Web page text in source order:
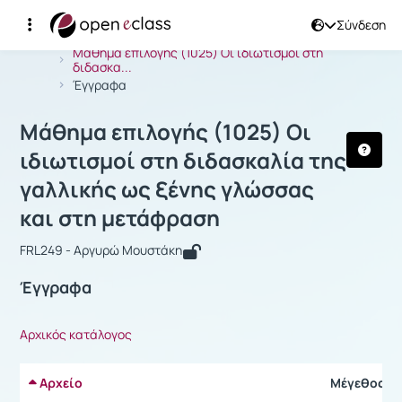
Σύνδεση
Αρχική Σελίδα
Μάθημα επιλογής (1025) Oι ιδιωτισμοί στη
διδασκα...
Έγγραφα
Μάθημα : Μάθημα επιλογής (1025)
Μάθημα επιλογής (1025) Oι
ιδιωτισμοί στη διδασκαλία της
γαλλικής ως ξένης γλώσσας
και στη μετάφραση
FRL249 - Αργυρώ Μουστάκη
Έγγραφα
Αρχικός κατάλογος
Αρχείο Μέγεθος